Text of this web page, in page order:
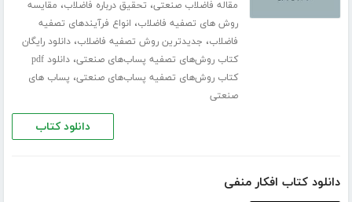
مقاله فاضلاب صنعتی، تحقیق درباره فاضلاب، مقایسه
روش های تصفیه فاضلاب، انواع فرآیندهای تصفیه
فاضلاب، جدیدترین روش تصفیه فاضلاب،دانلود رایگان
کتاب روش‌های تصفیه پساب‌های صنعتی،
دانلود pdf
کتاب روش‌های تصفیه پساب‌های صنعتی، پساب های
صنعتی
دانلود کتاب
دانلود کتاب افکار منفی